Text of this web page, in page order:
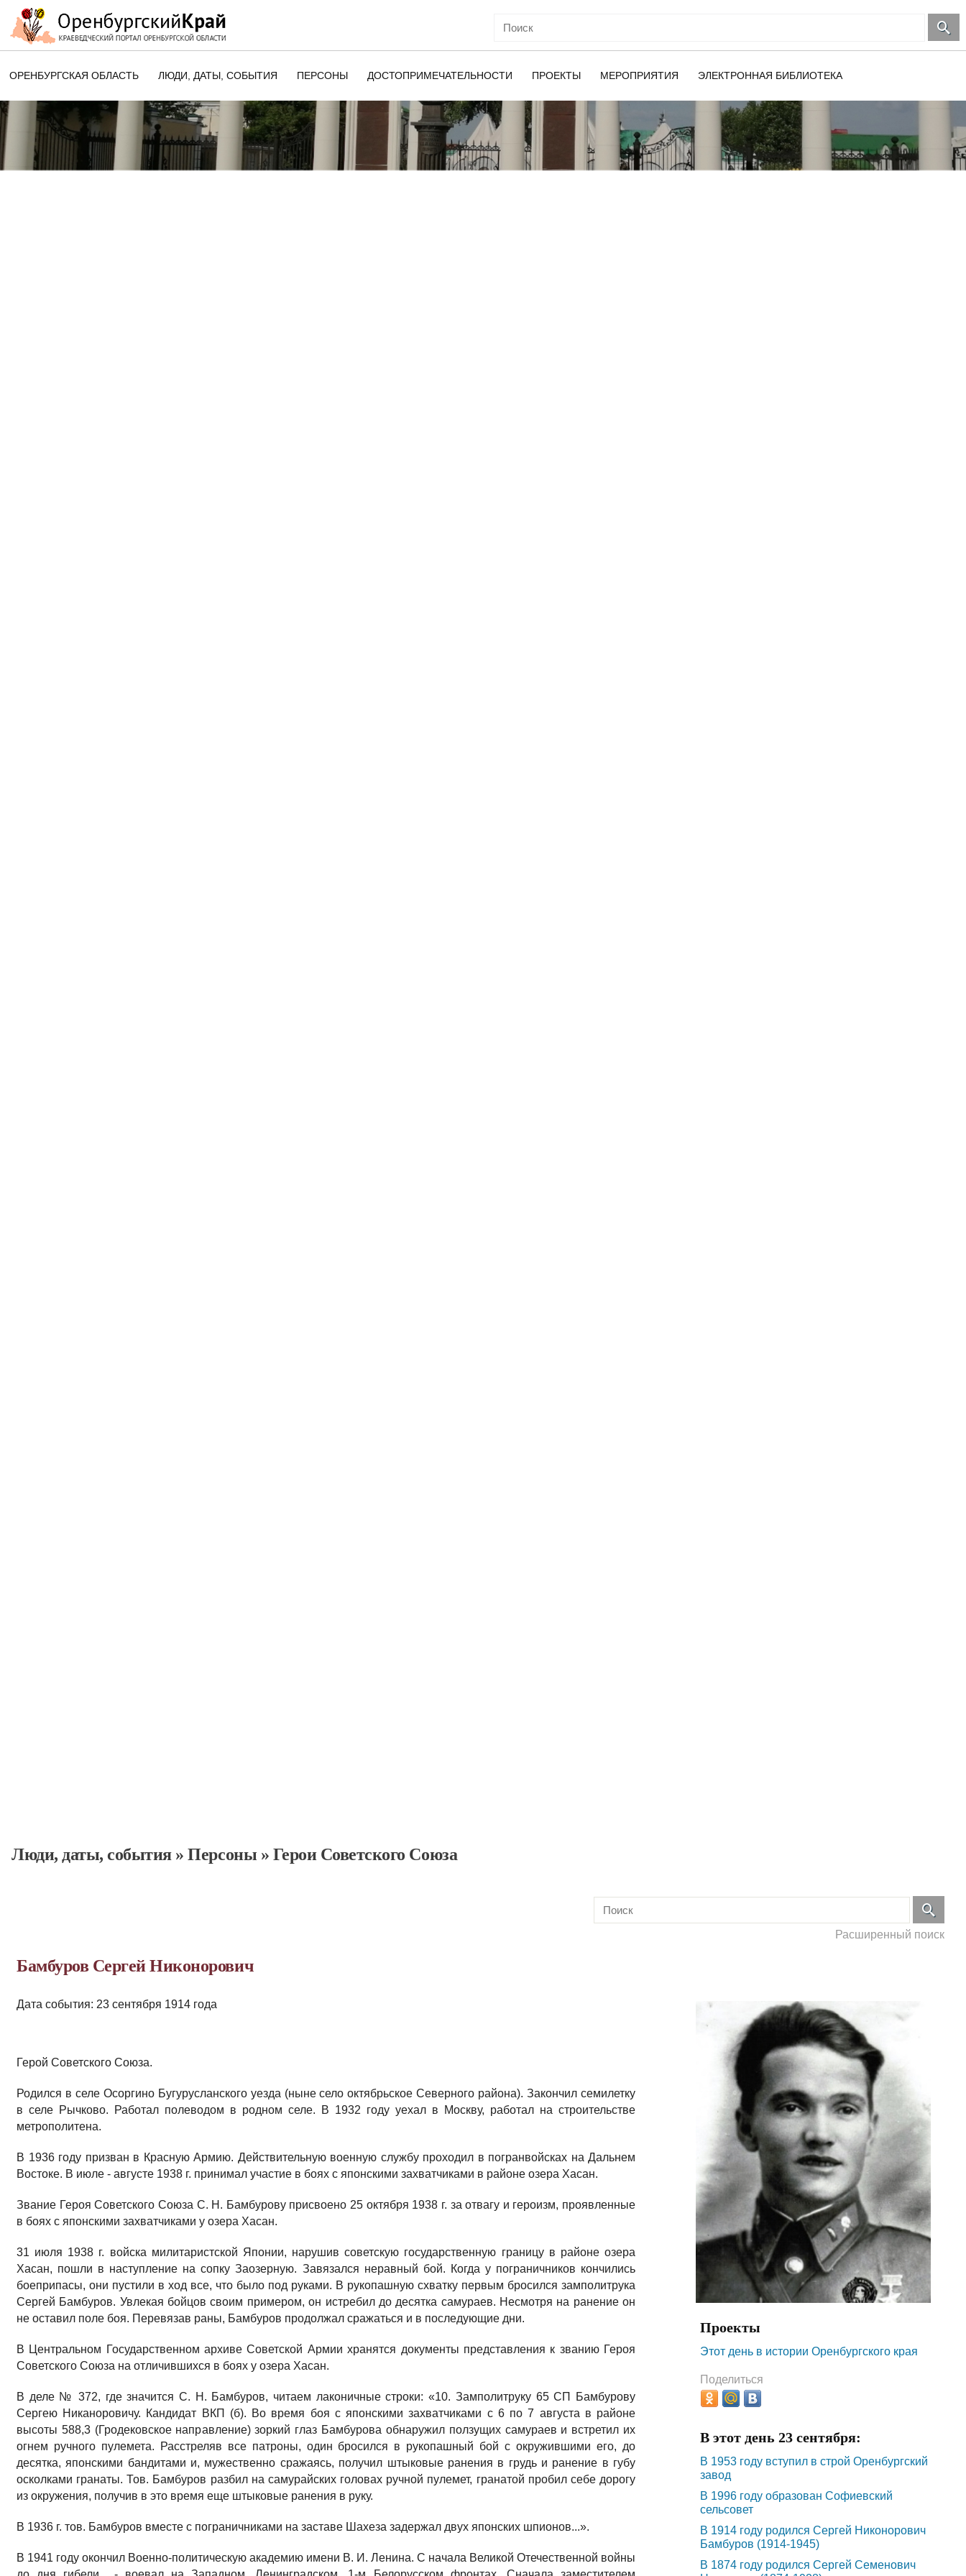
ОРЕНБУРГСКАЯ ОБЛАСТЬ ЛЮДИ, ДАТЫ, CОБЫТИЯ
ЭТОТ ДЕНЬ В ИСТОРИИ
ОРЕНБУРГСКОГО КРАЯ
ПАМЯТНЫЕ ДАТЫ ОРЕНБУРГСКОЙ
ОБЛАСТИ
ПЕРСОНЫ ДОСТОПРИМЕЧАТЕЛЬНОСТИ ПРОЕКТЫ МЕРОПРИЯТИЯ ЭЛЕКТРОННАЯ БИБЛИОТЕКА
Люди, даты, cобытия»Персоны » Герои Советского Союза
Расширенный поиск
Бамбуров Сергей Никонорович
Дата события: 23 сентября 1914 года
Герой Советского Союза.
Родился в селе Осоргино Бугурусланского уезда (ныне село октябрьское Северного района). Закончил семилетку
в селе Рычково. Работал полеводом в родном селе. В 1932 году уехал в Москву, работал на строительстве
метрополитена.
В 1936 году призван в Красную Армию. Действительную военную службу проходил в погранвойсках на Дальнем
Востоке. В июле - августе 1938 г. принимал участие в боях с японскими захватчиками в районе озера Хасан.
Звание Героя Советского Союза С. Н. Бамбурову присвоено 25 октября 1938 г. за отвагу и героизм, проявленные
в боях с японскими захватчиками у озера Хасан.
31 июля 1938 г. войска милитаристской Японии, нарушив советскую государственную границу в районе озера
Хасан, пошли в наступление на сопку Заозерную. Завязался неравный бой. Когда у пограничников кончились
боеприпасы, они пустили в ход все, что было под руками. В рукопашную схватку первым бросился замполитрука
Сергей Бамбуров. Увлекая бойцов своим примером, он истребил до десятка самураев. Несмотря на ранение он
не оставил поле боя. Перевязав раны, Бамбуров продолжал сражаться и в последующие дни.
В Центральном Государственном архиве Советской Армии хранятся документы представления к званию Героя
Советского Союза на отличившихся в боях у озера Хасан.
В деле № 372, где значится С. Н. Бамбуров, читаем лаконичные строки: «10. Замполитруку 65 СП Бамбурову
Сергею Никаноровичу. Кандидат ВКП (б). Во время боя с японскими захватчиками с 6 по 7 августа в районе
высоты 588,3 (Гродековское направление) зоркий глаз Бамбурова обнаружил ползущих самураев и встретил их
огнем ручного пулемета. Расстреляв все патроны, один бросился в рукопашный бой с окружившими его, до
десятка, японскими бандитами и, мужественно сражаясь, получил штыковые ранения в грудь и ранение в губу
осколками гранаты. Тов. Бамбуров разбил на самурайских головах ручной пулемет, гранатой пробил себе дорогу
из окружения, получив в это время еще штыковые ранения в руку.
В 1936 г. тов. Бамбуров вместе с пограничниками на заставе Шахеза задержал двух японских шпионов...».
В 1941 году окончил Военно-политическую академию имени В. И. Ленина. С начала Великой Отечественной войны
Проекты
Этот день в истории Оренбургского края
Поделиться
В этот день 23 сентября:
В 1953 году вступил в строй Оренбургский
завод
В 1996 году образован Софиевский
сельсовет
В 1914 году родился Сергей Никонорович
Бамбуров (1914-1945)
В 1874 году родился Сергей Семенович